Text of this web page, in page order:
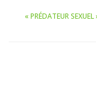
« PRÉDATEUR